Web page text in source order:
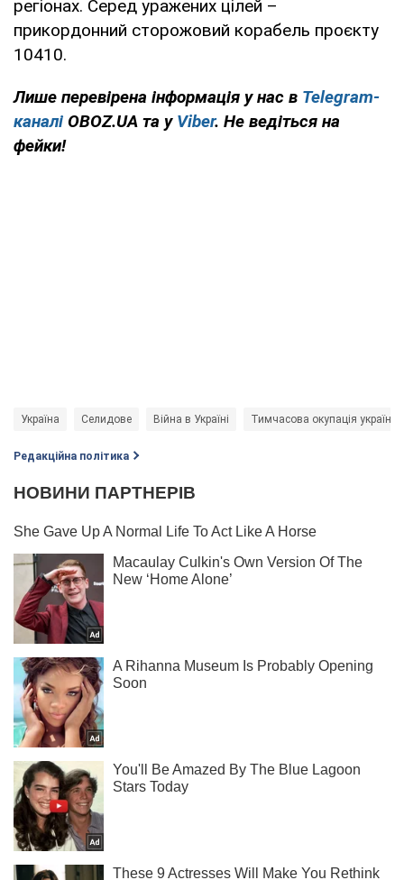
регіонах. Серед уражених цілей –
прикордонний сторожовий корабель проєкту
10410.
Лише перевірена інформація у нас в Telegram-
каналі OBOZ.UA та у Viber. Не ведіться на
фейки!
Україна Селидове Війна в Україні Тимчасова окупація
Редакційна політика